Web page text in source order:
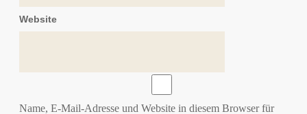
Website
Name, E-Mail-Adresse und Website in diesem Browser für